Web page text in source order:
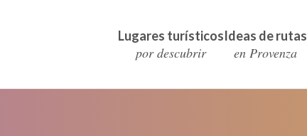
Lugares turísticos
por descubrir
Ideas de rutas
en Provenza